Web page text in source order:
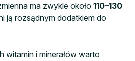
ma zwykle około 110–130
ją rozsądnym dodatkiem do
witamin i minerałów warto